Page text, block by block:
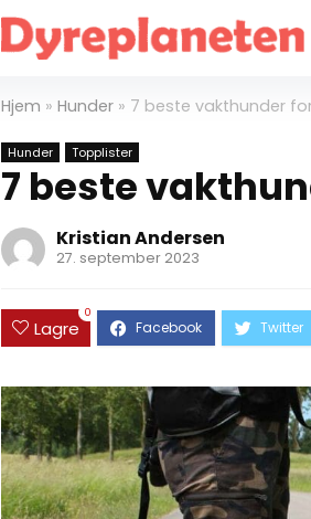
Hjem » Hunder » 7 beste vakthunder
Hunder Topplister
7 beste
Kristian Andersen
27. september 2023
Lagre
0